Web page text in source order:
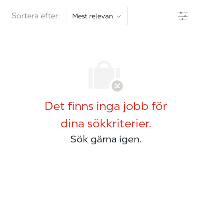
Sortera efter: Filter
Det finns inga jobb för
dina sökkriterier.
Sök gärna igen.